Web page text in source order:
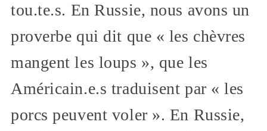
tou.te.s. En Russie, nous avons un
proverbe qui dit que « les chèvres
mangent les loups », que les
Américain.e.s traduisent par « les
porcs peuvent voler ». En Russie,